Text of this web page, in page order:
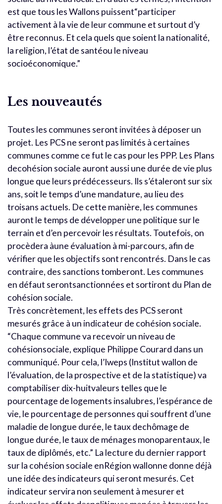
est que tous les Wallons puissent“participer
activement à la vie de leur commune et surtout d’y
être reconnus. Et cela quels que soient la nationalité,
la religion, l’état de santéou le niveau
socioéconomique.”
Les nouveautés
Toutes les communes seront invitées à déposer un
projet. Les PCS ne seront pas limités à certaines
communes comme ce fut le cas pour les PPP. Les Plans
decohésion sociale auront aussi une durée de vie plus
longue que leurs prédécesseurs. Ils s’étaleront sur six
ans, soit le temps d’une mandature, au lieu des
troisans actuels. De cette manière, les communes
auront le temps de développer une politique sur le
terrain et d’en percevoir les résultats. Toutefois, on
procèdera àune évaluation à mi-parcours, afin de
vérifier que les objectifs sont rencontrés. Dans le cas
contraire, des sanctions tomberont. Les communes
en défaut serontsanctionnées et sortiront du Plan de
cohésion sociale.
Très concrètement, les effets des PCS seront
mesurés grâce à un indicateur de cohésion sociale.
“Chaque commune va recevoir un niveau de
cohésionsociale, explique Philippe Courard dans un
communiqué. Pour cela, l’Iweps (Institut wallon de
l’évaluation, de la prospective et de la statistique) va
comptabiliser dix-huitvaleurs telles que le
pourcentage de logements insalubres, l’espérance de
vie, le pourcentage de personnes qui souffrent d’une
maladie de longue durée, le taux dechômage de
longue durée, le taux de ménages monoparentaux, le
taux de diplômés, etc.” La lecture du dernier rapport
sur la cohésion sociale enRégion wallonne donne déjà
une idée des indicateurs qui seront mesurés. Cet
indicateur servira non seulement à mesurer et